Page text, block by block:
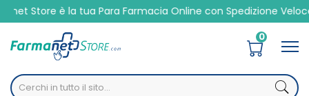
è la tua Para Farmacia Online con Spedizione Veloce 24/
0